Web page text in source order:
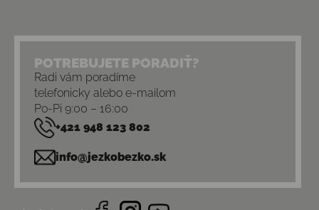
POTREBUJETE PORADIŤ?
Radi vám poradíme
telefonicky alebo e-mailom
Po-Pi 9:00 – 16:00
+421 948 123 802
info@jezkobezko.sk